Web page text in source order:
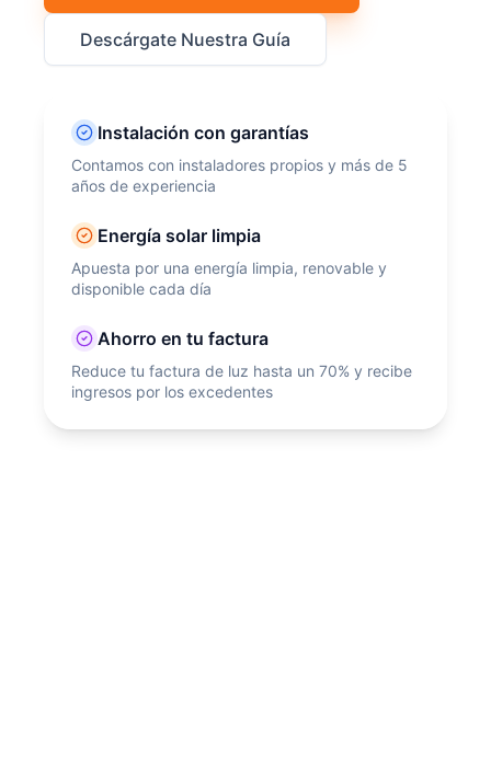
Descárgate Nuestra Guía
Instalación con garantías
Contamos con instaladores propios y más de 5
años de experiencia
Energía solar limpia
Apuesta por una energía limpia, renovable y
disponible cada día
Ahorro en tu factura
Reduce tu factura de luz hasta un 70% y recibe
ingresos por los excedentes